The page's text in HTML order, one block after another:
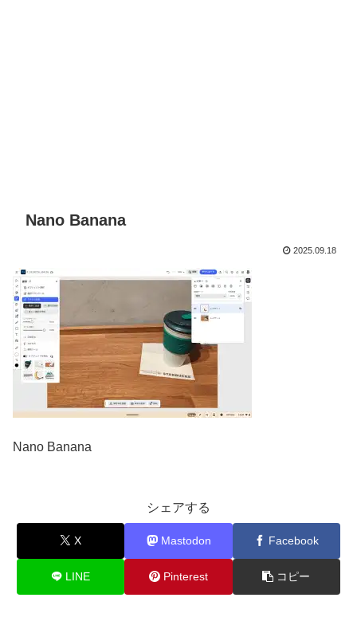
Nano Banana
2025.09.18
Nano Banana
シェアする
X Mastodon Facebook
LINE Pinterest コピー